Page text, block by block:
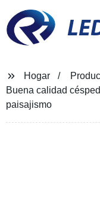
Hogar
Buena calidad
paisajismo